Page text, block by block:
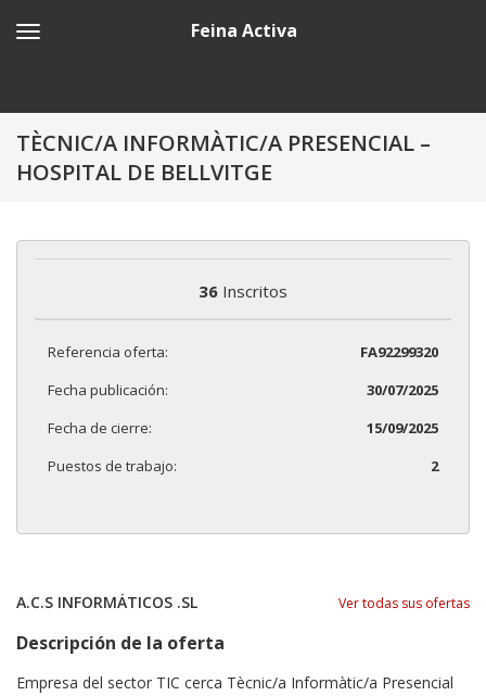
Feina Activa
TÈCNIC/A INFORMÀTIC/A PRESENCIAL –
HOSPITAL DE BELLVITGE
36 Inscritos
Referencia oferta:
FA92299320
Fecha publicación:
30/07/2025
Fecha de cierre:
15/09/2025
Puestos de trabajo:
2
A.C.S INFORMÁTICOS .SL Ver todas sus ofertas
Descripción de la oferta
Empresa del sector TIC cerca Tècnic/a Informàtic/a Presencial